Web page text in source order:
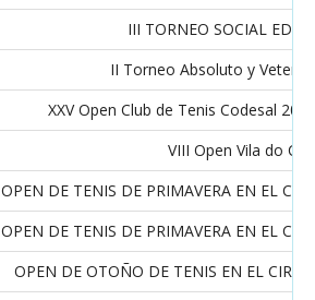
III TORNEO SOCIAL EDM
II Torneo Absoluto y
XXV Open Club de Tenis Codesal
VIII Open Vila do
OPEN DE TENIS DE PRIMAVERA EN EL
OPEN DE TENIS DE PRIMAVERA EN EL
OPEN DE OTOÑO DE TENIS EN EL